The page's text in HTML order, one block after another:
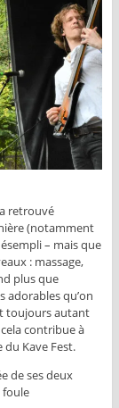
retrouvé
(notamment
– mais que
: massage,
plus que
adorables qu’on
toujours autant
contribue à
Kave Fest.
de ses deux
foule